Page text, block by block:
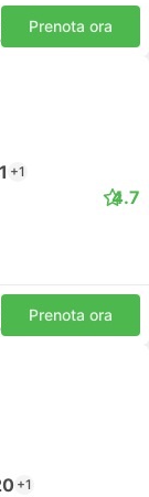
Prenota ora
+1
4.7
Prenota ora
+1